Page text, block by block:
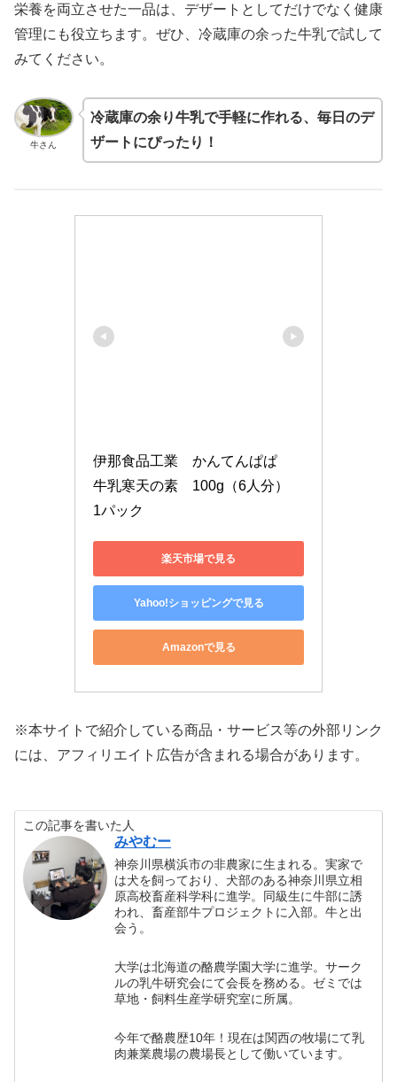
栄養を両立させた一品は、デザートとしてだけでなく健康
管理にも役立ちます。ぜひ、冷蔵庫の余った牛乳で試して
みてください。
牛さん
冷蔵庫の余り牛乳で手軽に作れる、毎日のデ
ザートにぴったり！
伊那食品工業　かんてんぱぱ
牛乳寒天の素　100g（6人分）
1パック
楽天市場で見る
Yahoo!ショッピングで見る
Amazonで見る
※本サイトで紹介している商品・サービス等の外部リンク
には、アフィリエイト広告が含まれる場合があります。
この記事を書いた人
みやむー
神奈川県横浜市の非農家に生まれる。実家で
は犬を飼っており、犬部のある神奈川県立相
原高校畜産科学科に進学。同級生に牛部に誘
われ、畜産部牛プロジェクトに入部。牛と出
会う。
大学は北海道の酪農学園大学に進学。サーク
ルの乳牛研究会にて会長を務める。ゼミでは
草地・飼料生産学研究室に所属。
今年で酪農歴10年！現在は関西の牧場にて乳
肉兼業農場の農場長として働いています。